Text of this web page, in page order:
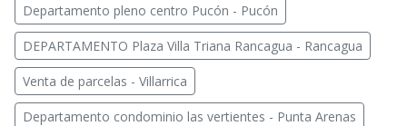
Departamento pleno centro Pucón - Pucón
DEPARTAMENTO Plaza Villa Triana Rancagua - Rancagua
Venta de parcelas - Villarrica
Departamento condominio las vertientes - Punta Arenas